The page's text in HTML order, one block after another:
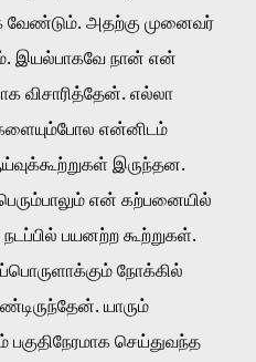
வேண்டும். அதற்கு முனைவர்
இயல்பாகவே நான் என்
விசாரித்தேன். எல்லா
என்னிடம்
இருந்தன.
என் கற்பனையில்
நடப்பில் பயனற்ற கூற்றுகள்.
நோக்கில்
யாரும்
செய்துவந்த